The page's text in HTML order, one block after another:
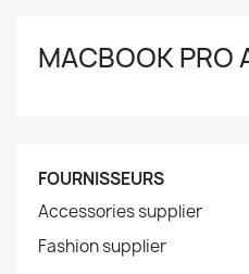
MACBOOK PRO
FOURNISSEURS
Accessories supplier
Fashion supplier